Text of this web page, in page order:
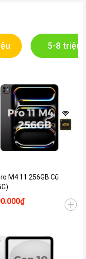
5-8 triệu
M4 11 256GB Cũ